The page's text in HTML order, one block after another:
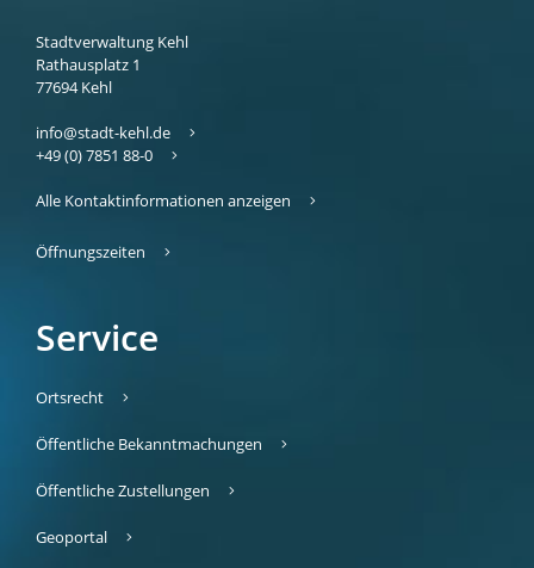
Stadtverwaltung Kehl
Rathausplatz 1
77694 Kehl
info@stadt-kehl.de
+49 (0) 7851 88-0
Alle Kontaktinformationen anzeigen
Öffnungszeiten
Service
Ortsrecht
Öffentliche Bekanntmachungen
Öffentliche Zustellungen
Geoportal